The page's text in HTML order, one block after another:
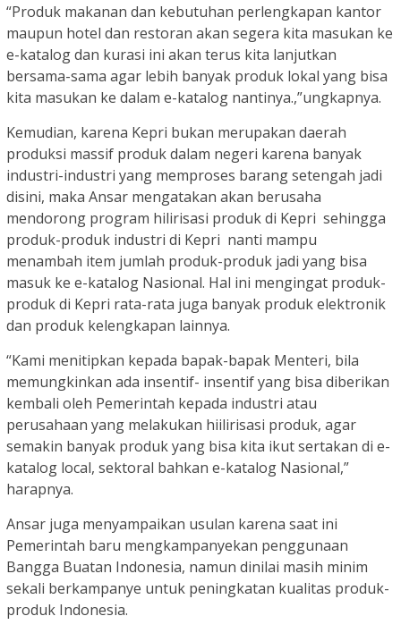
“Produk makanan dan kebutuhan perlengkapan kantor
maupun hotel dan restoran akan segera kita masukan ke
e-katalog dan kurasi ini akan terus kita lanjutkan
bersama-sama agar lebih banyak produk lokal yang bisa
kita masukan ke dalam e-katalog nantinya.,”ungkapnya.
Kemudian, karena Kepri bukan merupakan daerah
produksi massif produk dalam negeri karena banyak
industri-industri yang memproses barang setengah jadi
disini, maka Ansar mengatakan akan berusaha
mendorong program hilirisasi produk di Kepri sehingga
produk-produk industri di Kepri nanti mampu
menambah item jumlah produk-produk jadi yang bisa
masuk ke e-katalog Nasional. Hal ini mengingat produk-
produk di Kepri rata-rata juga banyak produk elektronik
dan produk kelengkapan lainnya.
“Kami menitipkan kepada bapak-bapak Menteri, bila
memungkinkan ada insentif- insentif yang bisa diberikan
kembali oleh Pemerintah kepada industri atau
perusahaan yang melakukan hiilirisasi produk, agar
semakin banyak produk yang bisa kita ikut sertakan di e-
katalog local, sektoral bahkan e-katalog Nasional,”
harapnya.
Ansar juga menyampaikan usulan karena saat ini
Pemerintah baru mengkampanyekan penggunaan
Bangga Buatan Indonesia, namun dinilai masih minim
sekali berkampanye untuk peningkatan kualitas produk-
produk Indonesia.